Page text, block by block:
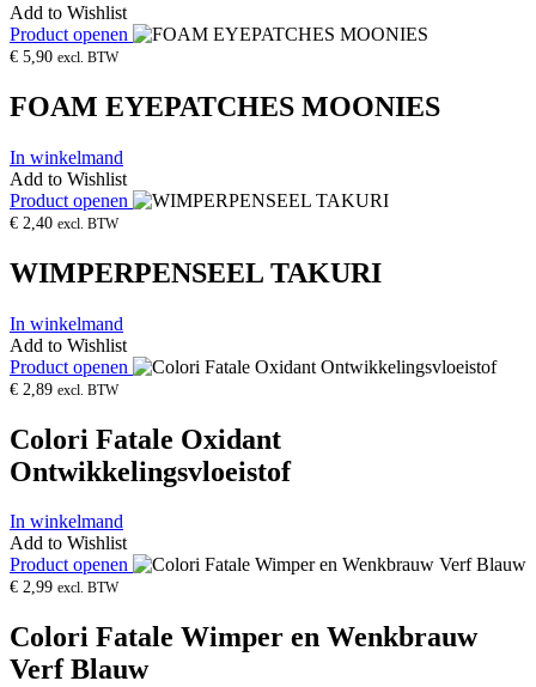
Add to Wishlist
Product openen
€ 5,90 excl. BTW
FOAM EYEPATCHES MOONIES
In winkelmand
Add to Wishlist
Product openen
€ 2,40 excl. BTW
WIMPERPENSEEL TAKURI
In winkelmand
Add to Wishlist
Product openen
€ 2,89 excl. BTW
Colori Fatale Oxidant
Ontwikkelingsvloeistof
In winkelmand
Add to Wishlist
Product openen
€ 2,99 excl. BTW
Colori Fatale Wimper en Wenkbrauw
Verf Blauw